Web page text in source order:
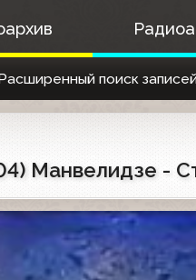
поиск
Манвелидзе -